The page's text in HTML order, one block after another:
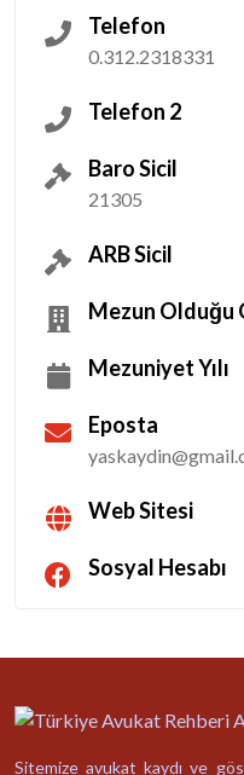
Telefon
0.312.2318331
Telefon 2
Baro Sicil
21305
ARB Sicil
Mezun Olduğu
Mezuniyet Yılı
Eposta
Web Sitesi
Sosyal Hesabı
Sitemize avukat kaydı ve